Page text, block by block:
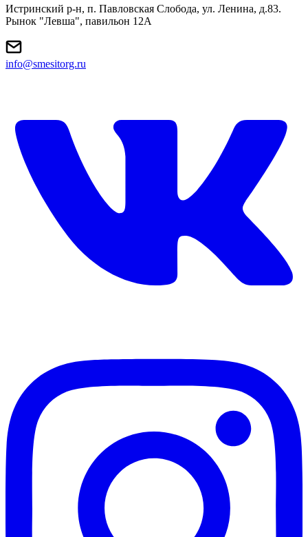
Истринский р-н, п. Павловская Слобода, ул. Ленина, д.83.
Рынок "Левша", павильон 12A
info@smesitorg.ru